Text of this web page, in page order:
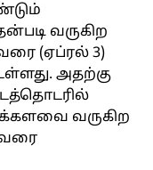
வருகிற
(ஏப்ரல் 3)
அதற்கு
வருகிற
வரை